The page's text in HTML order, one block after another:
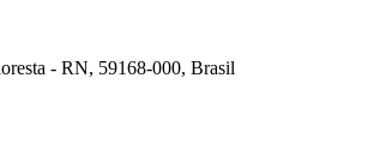
- RN, 59168-000, Brasil